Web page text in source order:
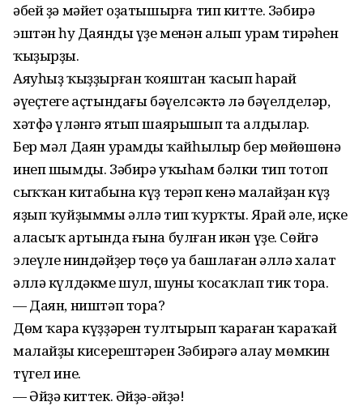
әбей ҙә мәйет оҙатышырға тип китте. Зәбирә
эштән һуң Даянды үҙе менән алып урам тирәһен
ҡыҙырҙы.
Аяуһыҙ ҡыҙҙырған ҡояштан ҡасып һарай
әүеҫтеге аҫтындағы бәүелсәктә лә бәүелделәр,
хәтфә үләнгә ятып шаярышып та алдылар.
Бер мәл Даян урамдың ҡайһылыр бер мөйөшөнә
инеп шымды. Зәбирә уҡыһам бәлки тип тотоп
сыҡҡан китабына күҙ терәп кенә малайҙан күҙ
яҙып ҡуйҙыммы әллә тип ҡурҡты. Ярай әле, иҫке
аласыҡ артында ғына булған икән үҙе. Сөйгә
элеүле ниндәйҙер төҫө уңа башлаған әллә халат
әллә күлдәкме шул, шуны ҡосаҡлап тик тора.
— Даян, ништәп тораң?
Дөм ҡара күҙҙәрен тултырып ҡараған ҡараҡай
малайҙың кисерештәрен Зәбирәгә аңлау мөмкин
түгел ине.
— Әйҙә киттек. Әйҙә-әйҙә!